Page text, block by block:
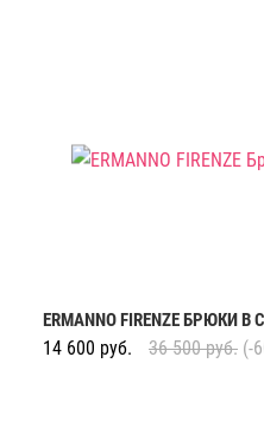
ERMANNO FIRENZE БРЮКИ
14 600 руб. 36 500 руб. (-